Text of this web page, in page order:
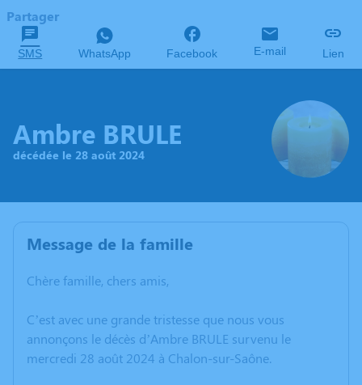
Partager
SMS WhatsApp Facebook E-mail Lien
Ambre BRULE
décédée le 28 août 2024
Message de la famille
Chère famille, chers amis,
C’est avec une grande tristesse que nous vous
annonçons le décès d’Ambre BRULE survenu le
mercredi 28 août 2024 à Chalon-sur-Saône.